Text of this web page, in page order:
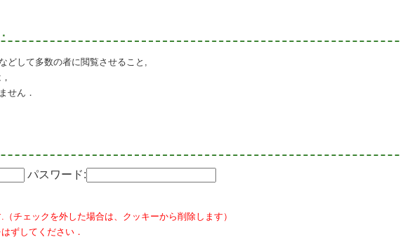
どして多数の者に閲覧させること,
せん．
パスワード:
チェックを外した場合は、クッキーから削除します）
ずしてください．